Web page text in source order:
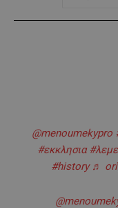
@menoumekypro
#εκκλησια
#history ♬